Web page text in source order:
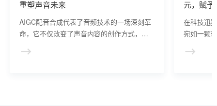
重塑声音未来
AIGC配音合成代表了音频技术的一场深刻革
命，它不仅改变了声音内容的创作方式，还
元，赋予
在科技迅
宛如一颗
无限可能。